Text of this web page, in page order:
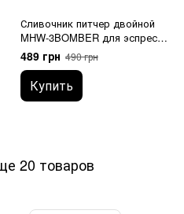
Сливочник питчер двойной
MHW-3BOMBER для эспрессо
100 мл черный
489 грн 490 грн
Купить
20 товаров